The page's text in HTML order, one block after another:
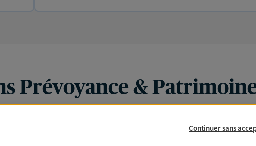
Prévoyance &
Continuer sans